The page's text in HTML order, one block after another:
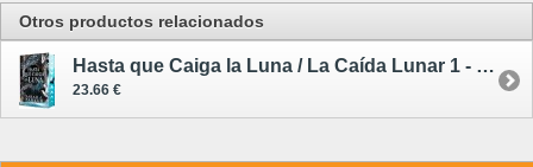
Otros productos relacionados
Hasta que Caiga la Luna / La Caída Lunar 1 - tapa dura - primera edición limitada
23.66 €